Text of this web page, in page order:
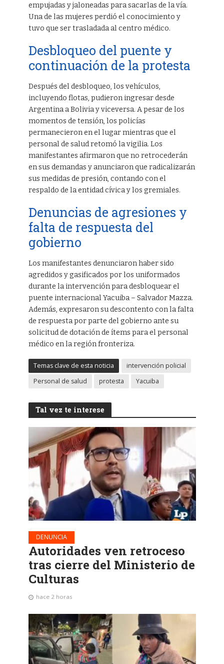
empujadas y jaloneadas para sacarlas de la vía.
Una de las mujeres perdió el conocimiento y
tuvo que ser trasladada al centro médico.
Desbloqueo del puente y
continuación de la protesta
Después del desbloqueo, los vehículos,
incluyendo flotas, pudieron ingresar desde
Argentina a Bolivia y viceversa. A pesar de los
momentos de tensión, los policías
permanecieron en el lugar mientras que el
personal de salud retomó la vigilia. Los
manifestantes afirmaron que no retrocederán
en sus demandas y anunciaron que radicalizarán
sus medidas de presión, contando con el
respaldo de la entidad cívica y los gremiales.
Denuncias de agresiones y
falta de respuesta del
gobierno
Los manifestantes denunciaron haber sido
agredidos y gasificados por los uniformados
durante la intervención para desbloquear el
puente internacional Yacuiba – Salvador Mazza.
Además, expresaron su descontento con la falta
de respuesta por parte del gobierno ante su
solicitud de dotación de ítems para el personal
médico en la región fronteriza.
Temas clave de esta noticia
intervención policial
Personal de salud
protesta Yacuiba
Tal vez te interese
DENUNCIA
Autoridades ven retroceso
tras cierre del Ministerio de
Culturas
hace 2 horas